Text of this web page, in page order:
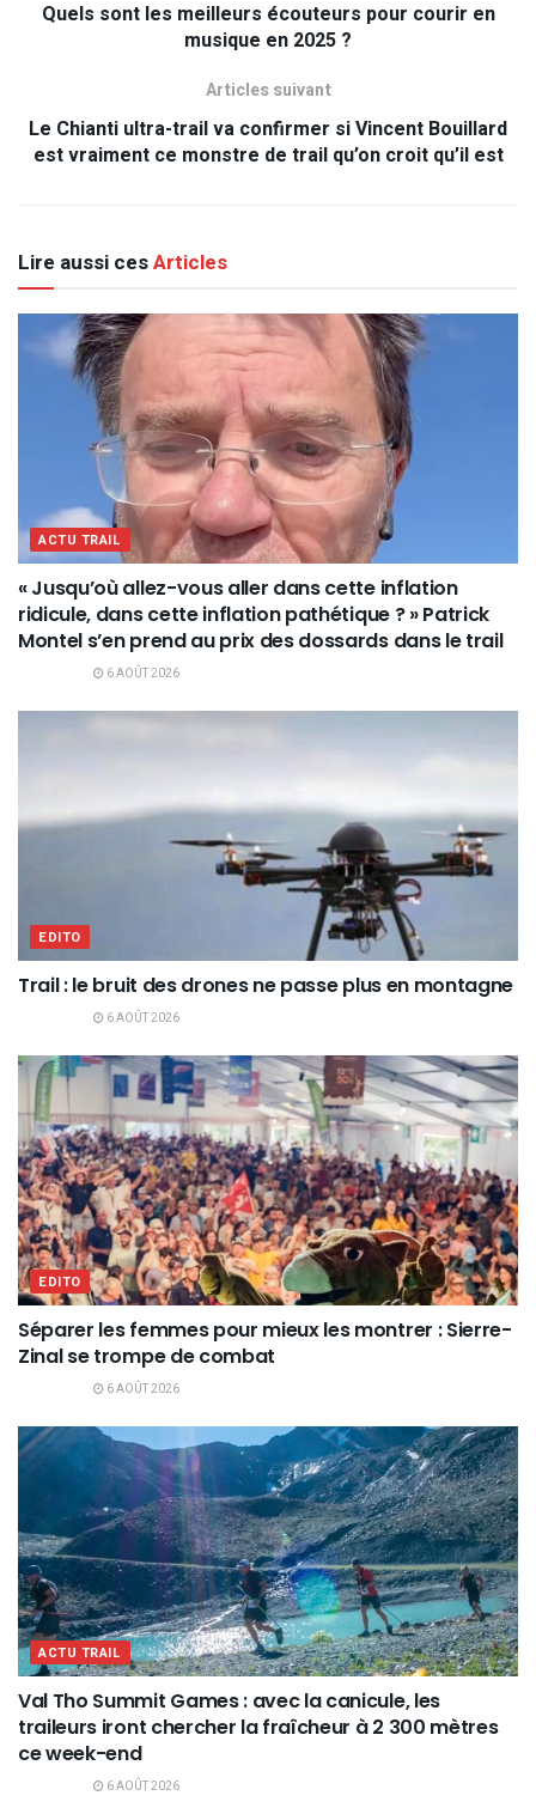
Quels sont les meilleurs écouteurs pour courir en
musique en 2025 ?
Articles suivant
Le Chianti ultra-trail va confirmer si Vincent Bouillard
est vraiment ce monstre de trail qu’on croit qu’il est
Lire aussi cesArticles
ACTU TRAIL
« Jusqu’où allez-vous aller dans cette inflation
ridicule, dans cette inflation pathétique ? » Patrick
Montel s’en prend au prix des dossards dans le trail
6 AOÛT 2026
EDITO
Trail : le bruit des drones ne passe plus en montagne
6 AOÛT 2026
EDITO
Séparer les femmes pour mieux les montrer : Sierre-
Zinal se trompe de combat
6 AOÛT 2026
ACTU TRAIL
Val Tho Summit Games : avec la canicule, les
traileurs iront chercher la fraîcheur à 2 300 mètres
ce week-end
6 AOÛT 2026